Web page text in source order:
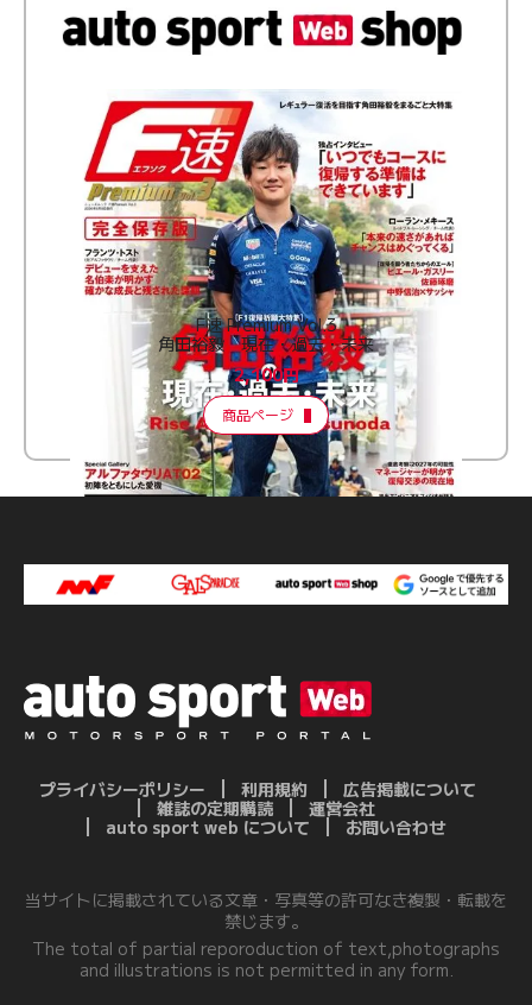
F速 Premium Vol.3
角田裕毅 現在・過去・未来
2,100円
商品ページ
プライバシーポリシー 利用規約
広告掲載について
雑誌の定期購読
運営会社
auto sport web について
お問い合わせ
当サイトに掲載されている文章・写真等の許可なき複製・転載を
禁じます。
The total of partial reporoduction of text,photographs
and illustrations is not permitted in any form.